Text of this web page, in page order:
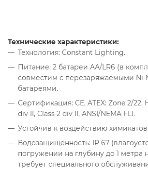
Технические характеристики:
Технология: Constant Lighting.
Питание: 2 батареи AA/LR6 (в
совместим с перезаряжаемыми
батареями.
Сертификация: CE, ATEX: Zone 2/22,
div II, Class 2 div II, ANSI/NEMA FL1.
Устойчив к воздействию химикатов.
Водозащищенность: IP 67
погружении на глубину до 1 метра
требует специального